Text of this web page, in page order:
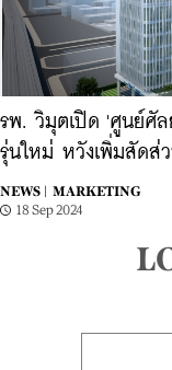
รพ. วิมุตเปิด 'ศูนย์ศัล
รุ่นใหม่ หวังเพิ่มสัดส่
NEWS |
MARKETING
18 Sep 2024